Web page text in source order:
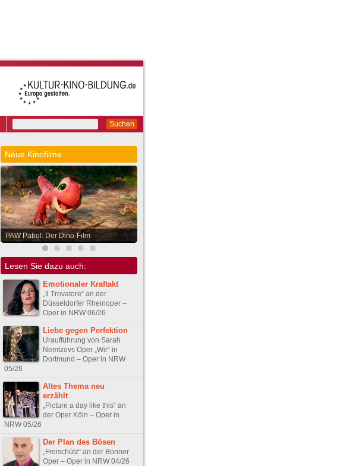
Suchen
Neue Kinofilme
PAW Patrol: Der Dino-Film
Lesen Sie dazu auch:
Emotionaler Kraftakt
„Il Trovatore“ an der
Düsseldorfer Rheinoper –
Oper in NRW 06/26
Liebe gegen Perfektion
Uraufführung von Sarah
Nemtzovs Oper „Wir“ in
Dortmund – Oper in NRW
05/26
Altes Thema neu
erzählt
„Picture a day like this“ an
der Oper Köln – Oper in
NRW 05/26
Der Plan des Bösen
„Freischütz“ an der Bonner
Oper – Oper in NRW 04/26